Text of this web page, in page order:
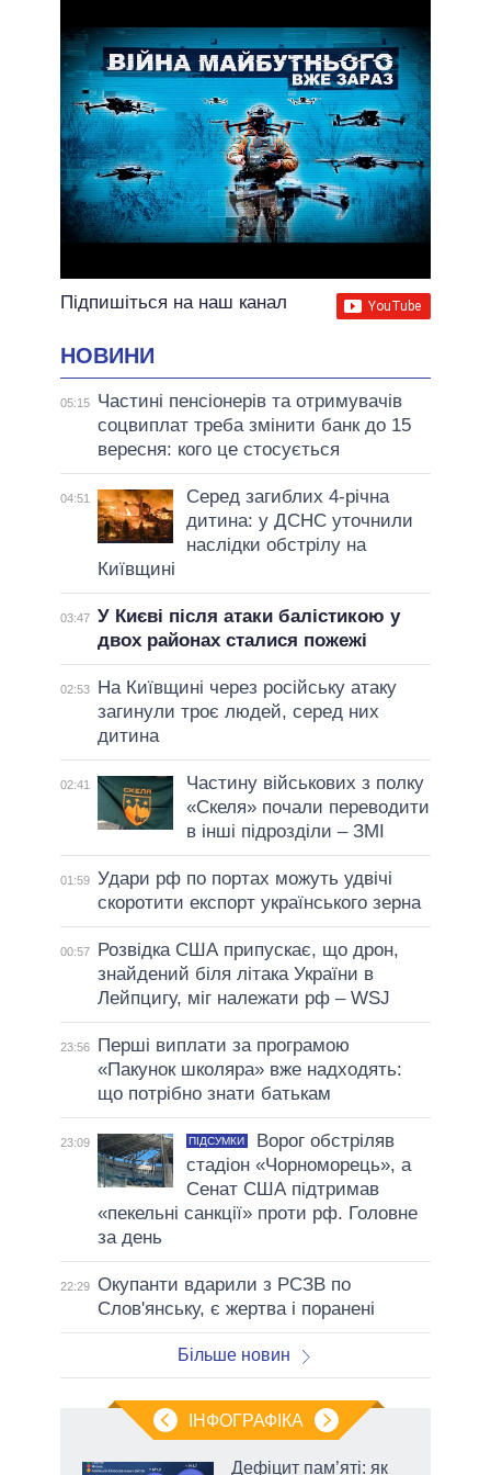
ВСІ ОБІЦЯНКИ
АРХІВНІ ОБІЦЯНКИ
Підпишіться на наш канал
НОВИНИ
05:15
Частині пенсіонерів та отримувачів
соцвиплат треба змінити банк до 15
вересня: кого це стосується
04:51
Серед загиблих 4-річна
дитина: у ДСНС уточнили
наслідки обстрілу на
Київщині
03:47 У Києві після атаки балістикою у
двох районах сталися пожежі
02:53
На Київщині через російську атаку
загинули троє людей, серед них
дитина
02:41
Частину військових з полку
«Скеля» почали переводити
в інші підрозділи – ЗМІ
01:59 Удари рф по портах можуть удвічі
скоротити експорт українського зерна
00:57
Розвідка США припускає, що дрон,
знайдений біля літака України в
Лейпцигу, міг належати рф – WSJ
23:56
Перші виплати за програмою
«Пакунок школяра» вже надходять:
що потрібно знати батькам
23:09 ПІДСУМКИ
Ворог обстріляв
стадіон «Чорноморець», а
Сенат США підтримав
«пекельні санкції» проти рф. Головне
за день
22:29 Окупанти вдарили з РСЗВ по
Слов'янську, є жертва і поранені
Більше новин
ІНФОГРАФІКА
Дефіцит пам’яті: як